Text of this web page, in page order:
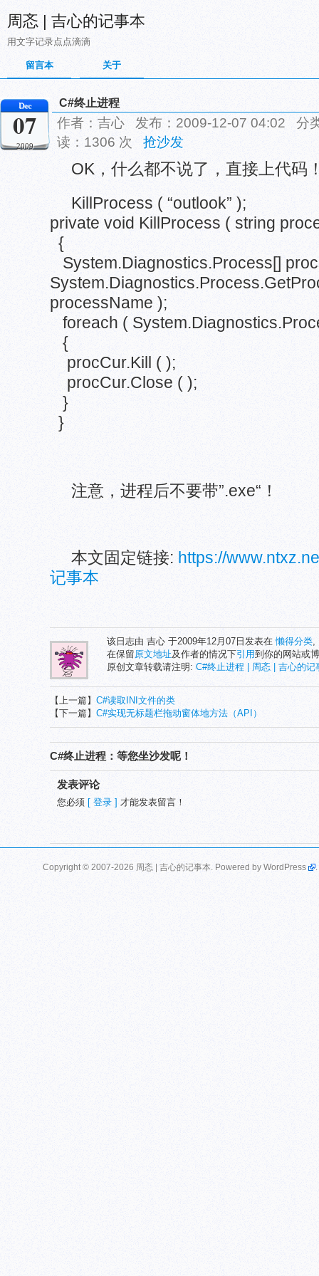
周忞 | 吉心的记事本
用文字记录点点滴滴
留言本 关于
Dec
07
2009
C#终止进程
作者：吉心 发布：2009-12-07 04:02 分
读：1306 次 抢沙发
OK，什么都不说了，直接上代码
KillProcess ( “outlook” );
private void KillProcess ( string
{
System.Diagnostics.Process[]
processName );
foreach (
{
procCur.Kill ( );
procCur.Close ( );
}
}
注意，进程后不要带”.exe“！
本文固定链接: https://
记事本
该日志由 吉心 于2009年12月07日发表在懒得分类,
在保留原文地址及作者的情况下引用到你的网站或
原创文章转载请注明: C#终止进程 | 周忞 | 吉心的记
【上一篇】 C#读取INI文件的类
【下一篇】 C#实现无标题栏拖动窗体地方法（API）
C#终止进程：等您坐沙发呢！
发表评论
您必须 [ 登录 ] 才能发表留言！
Copyright © 2007-2026 周忞 | 吉心的记事本. Powered by WordPress